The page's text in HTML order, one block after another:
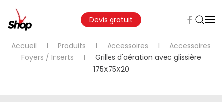
Devis gratuit
Accueil Produits Accessoires
Accessoires
Foyers / Inserts
Grilles d'aération avec glissière
175X75X20